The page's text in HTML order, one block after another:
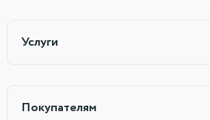
Услуги
Покупателям